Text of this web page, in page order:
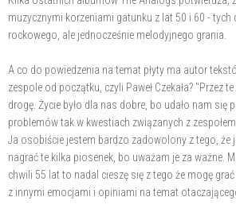
muzycznymi korzeniami gatunku z lat 50 i 60 - tych
rockowego, ale jednocześnie melodyjnego grania.
A co do powiedzenia na temat płyty ma autor
zespole od początku, czyli Paweł Czekała? "Przez
drogę. Życie było dla nas dobre, bo udało nam się
problemów tak w kwestiach związanych z
Ja osobiście jestem bardzo zadowolony z tego, że
nagrać te kilka piosenek, bo uważam je za ważne.
chwili 55 lat to nadal cieszę się z tego że mogę
z innymi emocjami i opiniami na temat